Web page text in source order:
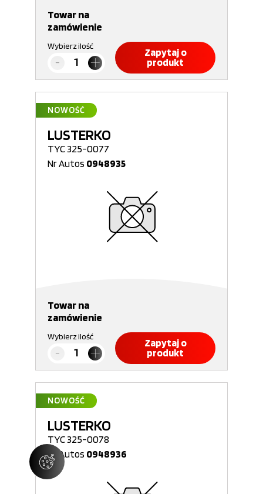
Towar na
zamówienie
Wybierz ilość
Zapytaj o
produkt
NOWOŚĆ
LUSTERKO
TYC 325-0077
Nr Autos 0948935
Towar na
zamówienie
Wybierz ilość
Zapytaj o
produkt
NOWOŚĆ
LUSTERKO
TYC 325-0078
Nr Autos 0948936